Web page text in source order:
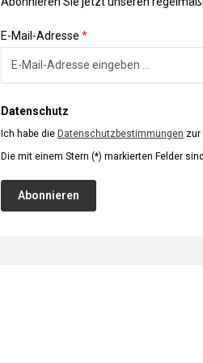
E-Mail-Adresse *
Datenschutz
Ich habe die Datenschutzbestimmungen zur
Die mit einem Stern (*) markierten Felder
Abonnieren